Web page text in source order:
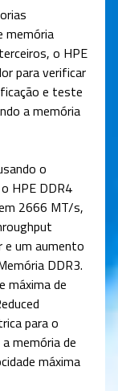
memória
o HPE
para verificar
e teste
a memória
o
HPE DDR4
2666 MT/s,
e um aumento
DDR3.
máxima de
para o
memória de
máxima